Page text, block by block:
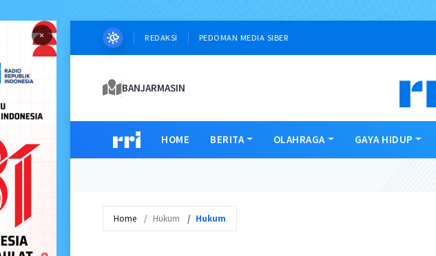
× REDAKSI PEDOMAN MEDIA SIBER
BANJARMASIN
HOME BERITA OLAHRAGA GAYA HIDUP
Home Hukum Hukum